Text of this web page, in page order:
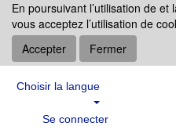
En poursuivant l’utilisation de
vous acceptez l’utilisation de
Accepter
Fermer
Choisir la langue
Se connecter